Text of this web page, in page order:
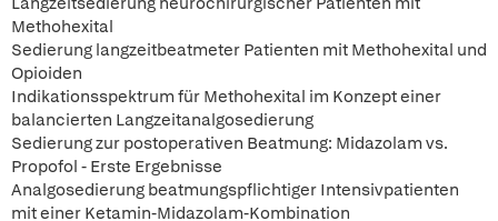
Methohexital
Sedierung langzeitbeatmeter Patienten mit Methohexital und
Opioiden
Indikationsspektrum für Methohexital im Konzept einer
balancierten Langzeitanalgosedierung
Sedierung zur postoperativen Beatmung: Midazolam vs.
Propofol - Erste Ergebnisse
Analgosedierung beatmungspflichtiger Intensivpatienten
mit einer Ketamin-Midazolam-Kombination